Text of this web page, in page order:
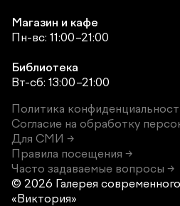
Магазин и кафе
Пн-вс: 11:00–21:00
Библиотека
Вт-сб: 13:00–21:00
Политика
Согласие на обработку
Для СМИ →
Правила посещения →
Часто задаваемые вопросы →
© 2026 Галерея современного
«Виктория»